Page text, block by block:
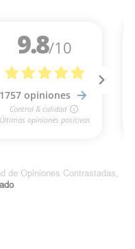
de Opiniones Contrastadas,
.